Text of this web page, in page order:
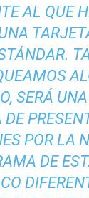
AL QUE
SERÁ
POR LA
DE